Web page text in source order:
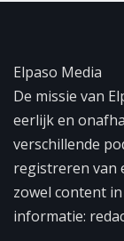
Elpaso Media
De missie van
eerlijk en
verschillende
registreren van
zowel content
informatie: